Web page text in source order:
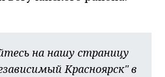
на нашу страницу
Красноярск" в